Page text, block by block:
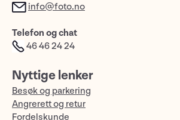
info@foto.no
Telefon og chat
46 46 24 24
Nyttige lenker
Besøk og parkering
Angrerett og retur
Fordelskunde